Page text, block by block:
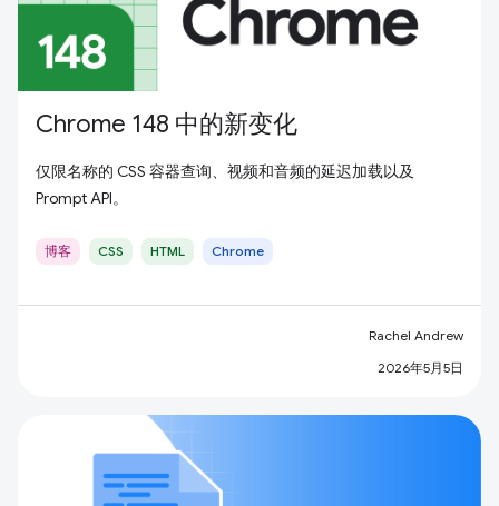
Chrome 148 中的新变化
仅限名称的 CSS 容器查询、视频和音频的延迟加载以及
Prompt API。
博客 CSS HTML Chrome
Rachel Andrew
2026年5月5日